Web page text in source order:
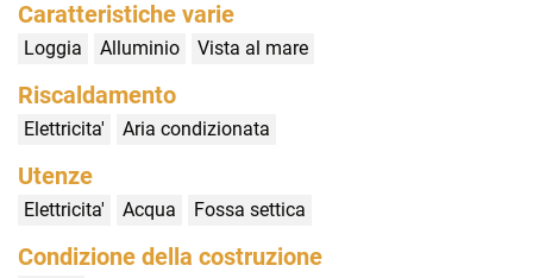
Caratteristiche varie
Loggia Alluminio Vista al mare
Riscaldamento
Elettricita' Aria condizionata
Utenze
Elettricita' Acqua Fossa settica
Condizione della costruzione